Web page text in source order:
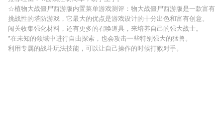
☆植物大战僵尸西游版内置菜单游戏测评：物大战僵尸西游版是一款富有
挑战性的塔防游戏，它最大的优点是游戏设计的十分出色和富有创意。
闯关收集强化材料，还有更多的召唤道具，来培养自己的强大战士。
*在未知的领域中进行自由探索，也会攻击一些特别强大的猛兽。
利用专属的战斗玩法技能，可以让自己操作的时候打败对手。